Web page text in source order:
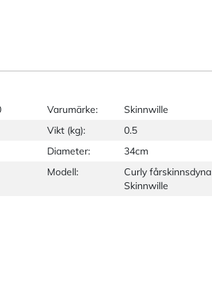
Varumärke:
Skinnwille
Vikt (kg):
0.5
Diameter:
34cm
Modell:
Curly fårskinnsdyna
Skinnwille